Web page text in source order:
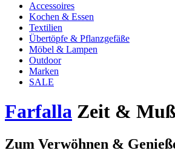
Accessoires
Kochen & Essen
Textilien
Übertöpfe & Pflanzgefäße
Möbel & Lampen
Outdoor
Marken
SALE
Farfalla Zeit &
Zum Verwöhnen &